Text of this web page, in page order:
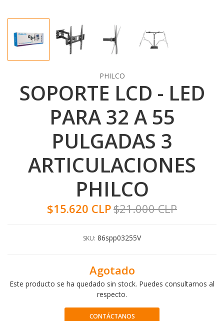
PHILCO
SOPORTE LCD - LED
PARA 32 A 55
PULGADAS 3
ARTICULACIONES
PHILCO
$15.620 CLP$21.000 CLP
SKU: 86spp03255V
Agotado
Este producto se ha quedado sin stock. Puedes consultarnos al
respecto.
CONTÁCTANOS